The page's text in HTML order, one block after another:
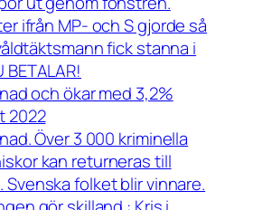
ifrån MP- och S gjorde så
fick stanna i
och ökar med 3,2%
2022
Över 3 000 kriminella
kan returneras till
Svenska folket blir vinnare.